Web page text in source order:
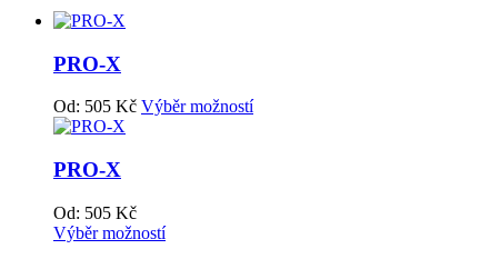
PRO-X
Od: 505 Kč Výběr možností
PRO-X
Od: 505 Kč
Výběr možností